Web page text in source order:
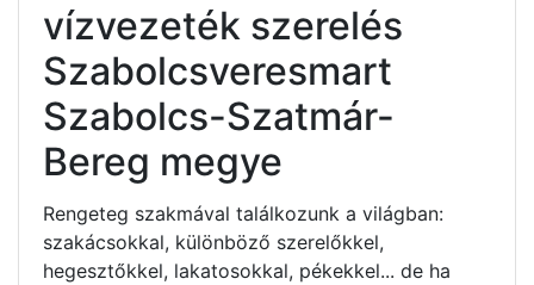
vízvezeték szerelés
Szabolcsveresmart
Szabolcs-Szatmár-
Bereg megye
Rengeteg szakmával találkozunk a világban:
szakácsokkal, különböző szerelőkkel,
hegesztőkkel, lakatosokkal, pékekkel... de ha